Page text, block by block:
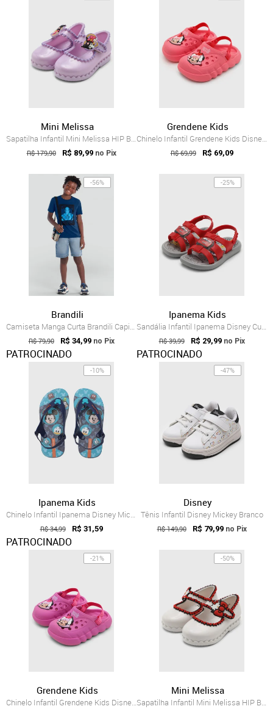
Mini Melissa
Sapatilha Infantil Mini Melissa HIP BALL...
R$ 179,90 R$ 89,99 no Pix
Grendene Kids
Chinelo Infantil Grendene Kids Disney Dr...
R$ 69,99 R$ 69,09
-56%
Brandili
Camiseta Manga Curta Brandili Capitão A...
R$ 79,90 R$ 34,99 no Pix
PATROCINADO
-25%
Ipanema Kids
Sandália Infantil Ipanema Disney Cut Vermelha
R$ 39,99 R$ 29,99 no Pix
PATROCINADO
-10%
Ipanema Kids
Chinelo Infantil Ipanema Disney Mickey A...
R$ 34,99 R$ 31,59
PATROCINADO
-47%
Disney
Tênis Infantil Disney Mickey Branco
R$ 149,90 R$ 79,99 no Pix
-21%
Grendene Kids
Chinelo Infantil Grendene Kids Disney Dr...
-50%
Mini Melissa
Sapatilha Infantil Mini Melissa HIP BALL...